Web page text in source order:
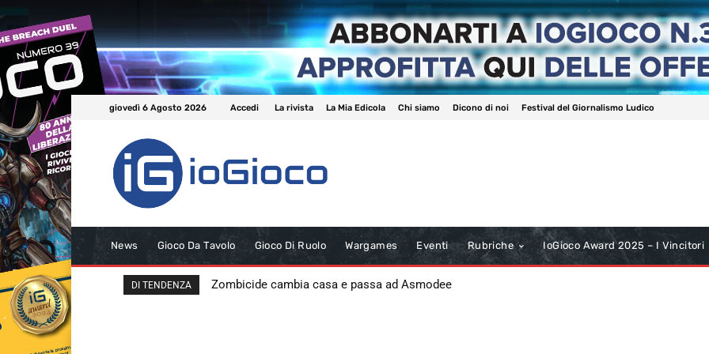
giovedì 6 Agosto 2026 Accedi La rivista La Mia Edicola Chi siamo Dicono di noi Festival del Giornalismo Ludico
News Gioco Da Tavolo Gioco Di Ruolo Wargames Eventi Rubriche IoGioco Award 2025 – I Vincitori
DI TENDENZA Zombicide cambia casa e passa ad Asmodee